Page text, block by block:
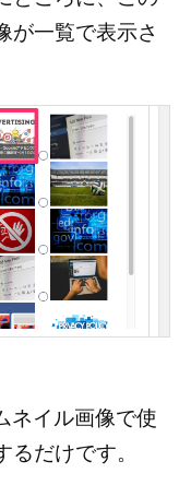
が一覧で表示さ
ネイル画像で使
だけです。